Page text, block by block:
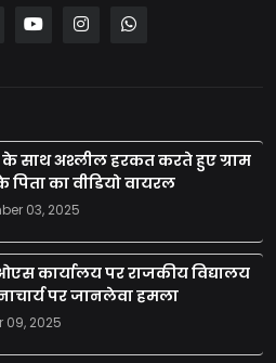
के साथ अश्लील हरकत करते हुए ग्राम
पिता का वीडियो वायरल
03, 2025
कार्यालय पर राजकीय विद्यालय
पर जानलेवा हमला
09, 2025